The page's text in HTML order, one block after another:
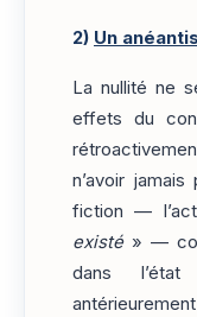
2) Un
La nullité ne
effets du
n’avoir
fiction —
existé» —
dans